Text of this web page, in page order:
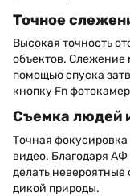
Точное
Высокая точность
объектов. Слежение
помощью спуска
кнопку Fn
Съемка людей
Точная фокусировка
видео. Благодаря
делать
дикой природы.